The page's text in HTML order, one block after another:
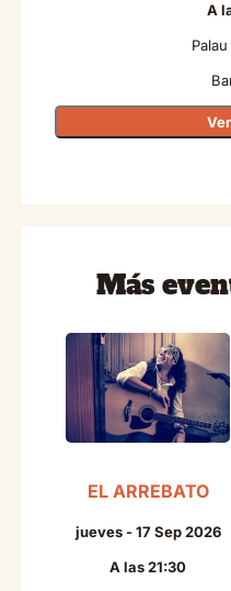
A
Más
EL ARREBATO
jueves - 17 Sep 2026
A las 21:30